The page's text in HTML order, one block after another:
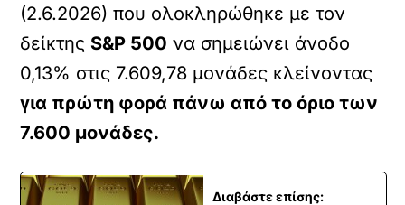
(2.6.2026) που ολοκληρώθηκε με τον
δείκτης S&P 500 να σημειώνει άνοδο
0,13% στις 7.609,78 μονάδες κλείνοντας
για πρώτη φορά πάνω από το όριο των
7.600 μονάδες.
Διαβάστε επίσης: